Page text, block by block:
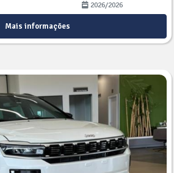
2026/2026
Mais informações